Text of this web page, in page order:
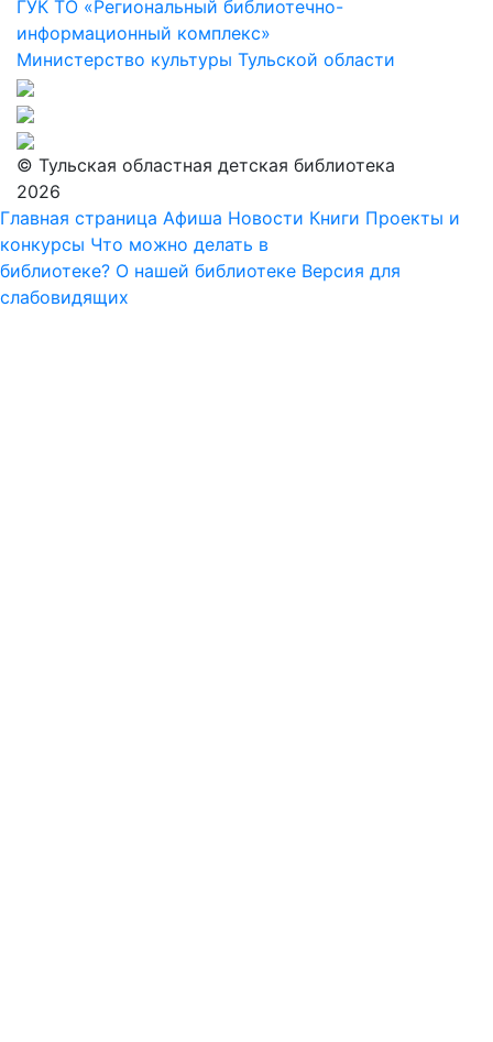
ГУК ТО «Региональный библиотечно-
информационный комплекс»
Министерство культуры Тульской области
© Тульская областная детская библиотека
2026
Главная страница Афиша Новости Книги Проекты и
конкурсы Что можно делать в
библиотеке? О нашей библиотеке Версия для
слабовидящих